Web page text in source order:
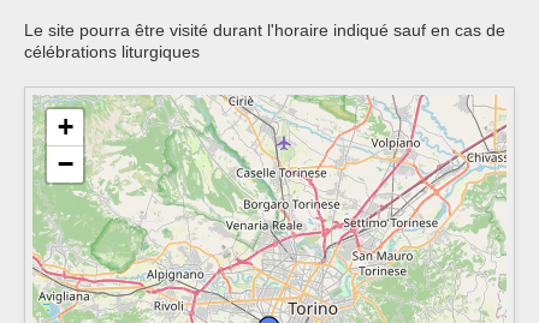
Le site pourra être visité durant l'horaire indiqué sauf en cas de
célébrations liturgiques
+
−